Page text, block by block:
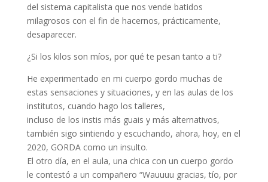
del sistema capitalista que nos vende batidos
milagrosos con el fin de hacernos, prácticamente,
desaparecer.
¿Si los kilos son míos, por qué te pesan tanto a ti?
He experimentado en mi cuerpo gordo muchas de
estas sensaciones y situaciones, y en las aulas de los
institutos, cuando hago los talleres,
incluso de los instis más guais y más alternativos,
también sigo sintiendo y escuchando, ahora, hoy, en el
2020, GORDA como un insulto.
El otro día, en el aula, una chica con un cuerpo gordo
le contestó a un compañero “Wauuuu gracias, tío, por